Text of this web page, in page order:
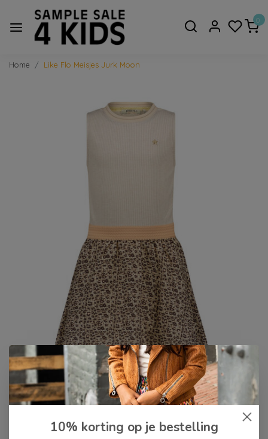
0
Home Like Flo Meisjes Jurk Moon
Like Flo -50%
10% korting op je bestelling